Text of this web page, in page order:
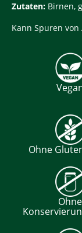
Zutaten: Birnen,
Kann Spuren
Ohne
Ohne